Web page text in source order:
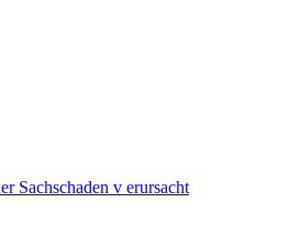
Sachschaden v erursacht